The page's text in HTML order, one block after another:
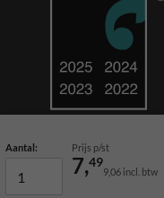
Aantal: Prijs p/st
7,49
9,06 incl. btw
© 2026